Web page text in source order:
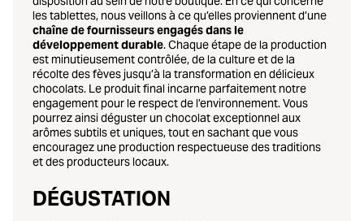
les tablettes, nous veillons à ce qu’elles proviennent d’une
chaîne de fournisseurs engagés dans le
développement durable. Chaque étape de la production
est minutieusement contrôlée, de la culture et de la
récolte des fèves jusqu’à la transformation en délicieux
chocolats. Le produit final incarne parfaitement notre
engagement pour le respect de l’environnement. Vous
pourrez ainsi déguster un chocolat exceptionnel aux
arômes subtils et uniques, tout en sachant que vous
encouragez une production respectueuse des traditions
et des producteurs locaux.
DÉGUSTATION